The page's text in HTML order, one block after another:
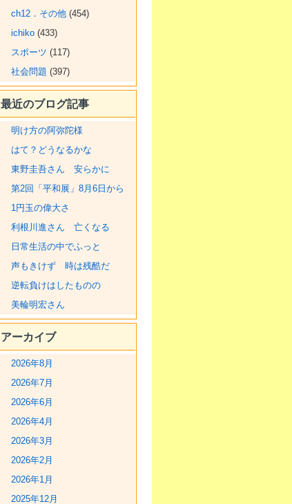
ch12．その他(454)
ichiko(433)
スポーツ (117)
社会問題 (397)
最近のブログ記事
明け方の阿弥陀様
はて？どうなるかな
東野圭吾さん 安らかに
第2回「平和展」8月6日から
1円玉の偉大さ
利根川進さん 亡くなる
日常生活の中でふっと
声もきけず 時は残酷だ
逆転負けはしたものの
美輪明宏さん
アーカイブ
2026年8月
2026年7月
2026年6月
2026年4月
2026年3月
2026年2月
2026年1月
2025年12月